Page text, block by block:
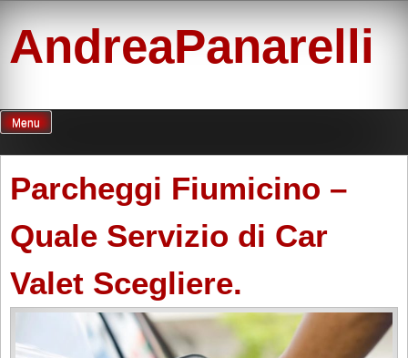
content
AndreaPanarelli
Menu
Parcheggi Fiumicino –
Quale Servizio di Car
Valet Scegliere.